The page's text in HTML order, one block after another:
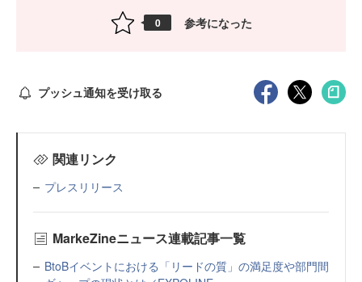
0 参考になった
プッシュ通知を受け取る
関連リンク
プレスリリース
MarkeZineニュース連載記事一覧
BtoBイベントにおける「リードの質」の満足度や部門間